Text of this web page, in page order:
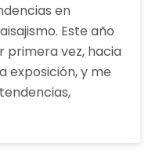
en
Este año
primera vez, hacia
exposición, y me